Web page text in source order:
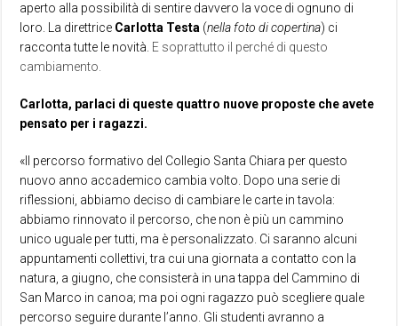
aperto alla possibilità di sentire davvero la voce di ognuno di
loro. La direttrice Carlotta Testa (nella foto di copertina) ci
racconta tutte le novità. E soprattutto il perché di questo
cambiamento.
Carlotta, parlaci di queste quattro nuove proposte che avete
pensato per i ragazzi.
«Il percorso formativo del Collegio Santa Chiara per questo
nuovo anno accademico cambia volto. Dopo una serie di
riflessioni, abbiamo deciso di cambiare le carte in tavola:
abbiamo rinnovato il percorso, che non è più un cammino
unico uguale per tutti, ma è personalizzato. Ci saranno alcuni
appuntamenti collettivi, tra cui una giornata a contatto con la
natura, a giugno, che consisterà in una tappa del Cammino di
San Marco in canoa; ma poi ogni ragazzo può scegliere quale
percorso seguire durante l’anno. Gli studenti avranno a